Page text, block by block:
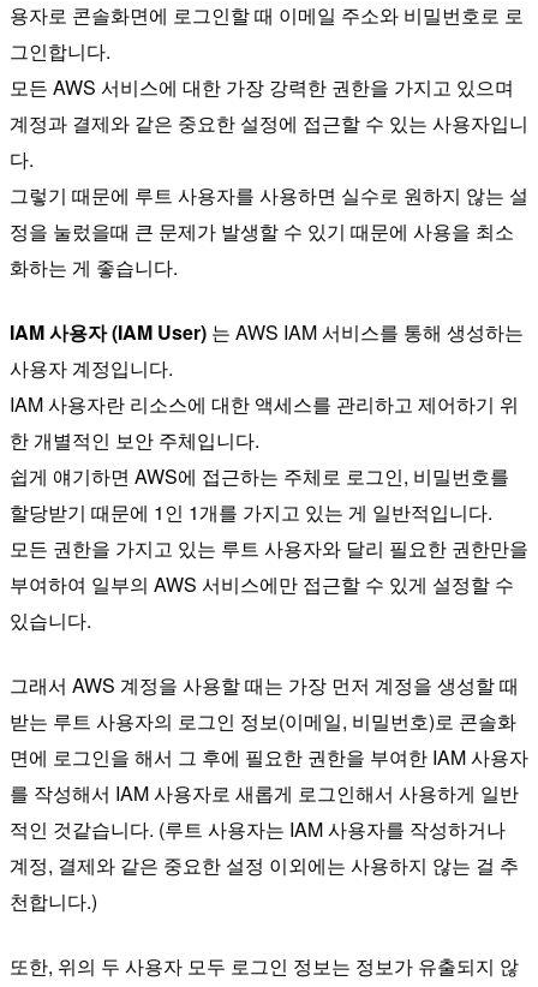
용자로 콘솔화면에 로그인할 때 이메일 주소와 비밀번호로 로
그인합니다.
모든 AWS 서비스에 대한 가장 강력한 권한을 가지고 있으며
계정과 결제와 같은 중요한 설정에 접근할 수 있는 사용자입니
다.
그렇기 때문에 루트 사용자를 사용하면 실수로 원하지 않는 설
정을 눌렀을때 큰 문제가 발생할 수 있기 때문에 사용을 최소
화하는 게 좋습니다.
IAM 사용자 (IAM User) 는 AWS IAM 서비스를 통해 생성하는
사용자 계정입니다.
IAM 사용자란 리소스에 대한 액세스를 관리하고 제어하기 위
한 개별적인 보안 주체입니다.
쉽게 얘기하면 AWS에 접근하는 주체로 로그인, 비밀번호를
할당받기 때문에 1인 1개를 가지고 있는 게 일반적입니다.
모든 권한을 가지고 있는 루트 사용자와 달리 필요한 권한만을
부여하여 일부의 AWS 서비스에만 접근할 수 있게 설정할 수
있습니다.
그래서 AWS 계정을 사용할 때는 가장 먼저 계정을 생성할 때
받는 루트 사용자의 로그인 정보(이메일, 비밀번호)로 콘솔화
면에 로그인을 해서 그 후에 필요한 권한을 부여한 IAM 사용자
를 작성해서 IAM 사용자로 새롭게 로그인해서 사용하게 일반
적인 것같습니다. (루트 사용자는 IAM 사용자를 작성하거나
계정, 결제와 같은 중요한 설정 이외에는 사용하지 않는 걸 추
천합니다.)
또한, 위의 두 사용자 모두 로그인 정보는 정보가 유출되지 않